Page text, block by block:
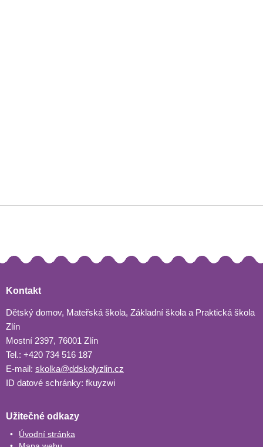
Kontakt
Dětský domov, Mateřská škola, Základní škola a Praktická škola
Zlín
Mostní 2397, 76001 Zlín
Tel.: +420 734 516 187
E-mail: skolka@ddskolyzlin.cz
ID datové schránky: fkuyzwi
Užitečné odkazy
Úvodní stránka